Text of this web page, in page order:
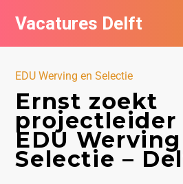
Vacatures Delft
EDU Werving en Selectie
Ernst zoekt
projectleider
EDU
Selectie –
Vacatures per bedrijf in Delft